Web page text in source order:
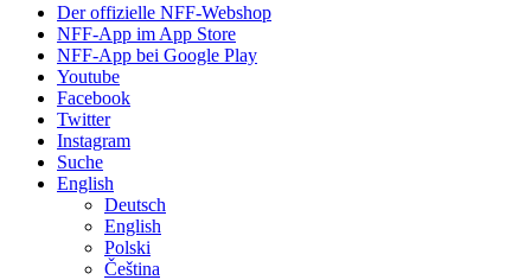
Der offizielle NFF-Webshop
NFF-App im App Store
NFF-App bei Google Play
Youtube
Facebook
Twitter
Instagram
Suche
English
Deutsch
English
Polski
Čeština